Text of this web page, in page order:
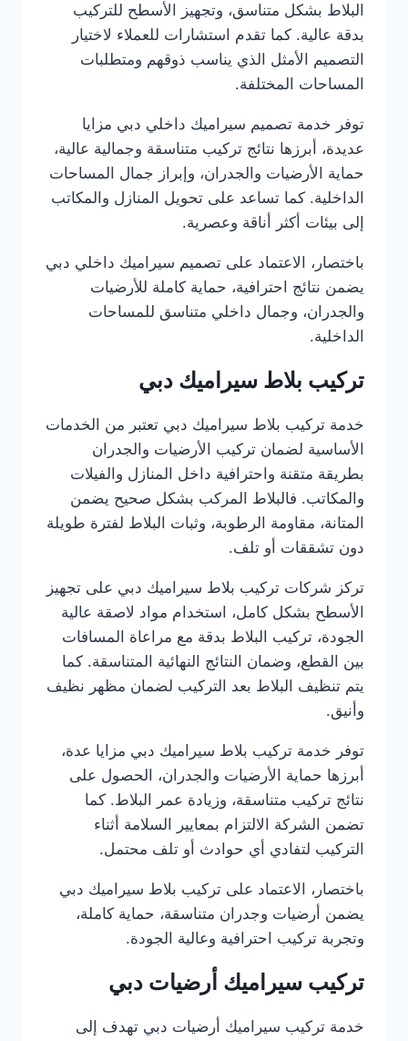
البلاط بشكل متناسق، وتجهيز الأسطح للتركيب
بدقة عالية. كما تقدم استشارات للعملاء لاختيار
التصميم الأمثل الذي يناسب ذوقهم ومتطلبات
المساحات المختلفة.
توفر خدمة تصميم سيراميك داخلي دبي مزايا
عديدة، أبرزها نتائج تركيب متناسقة وجمالية عالية،
حماية الأرضيات والجدران، وإبراز جمال المساحات
الداخلية. كما تساعد على تحويل المنازل والمكاتب
إلى بيئات أكثر أناقة وعصرية.
باختصار، الاعتماد على تصميم سيراميك داخلي دبي
يضمن نتائج احترافية، حماية كاملة للأرضيات
والجدران، وجمال داخلي متناسق للمساحات
الداخلية.
تركيب بلاط سيراميك دبي
خدمة تركيب بلاط سيراميك دبي تعتبر من الخدمات
الأساسية لضمان تركيب الأرضيات والجدران
بطريقة متقنة واحترافية داخل المنازل والفيلات
والمكاتب. فالبلاط المركب بشكل صحيح يضمن
المتانة، مقاومة الرطوبة، وثبات البلاط لفترة طويلة
دون تشققات أو تلف.
تركز شركات تركيب بلاط سيراميك دبي على تجهيز
الأسطح بشكل كامل، استخدام مواد لاصقة عالية
الجودة، تركيب البلاط بدقة مع مراعاة المسافات
بين القطع، وضمان النتائج النهائية المتناسقة. كما
يتم تنظيف البلاط بعد التركيب لضمان مظهر نظيف
وأنيق.
توفر خدمة تركيب بلاط سيراميك دبي مزايا عدة،
أبرزها حماية الأرضيات والجدران، الحصول على
نتائج تركيب متناسقة، وزيادة عمر البلاط. كما
تضمن الشركة الالتزام بمعايير السلامة أثناء
التركيب لتفادي أي حوادث أو تلف محتمل.
باختصار، الاعتماد على تركيب بلاط سيراميك دبي
يضمن أرضيات وجدران متناسقة، حماية كاملة،
وتجربة تركيب احترافية وعالية الجودة.
تركيب سيراميك أرضيات دبي
خدمة تركيب سيراميك أرضيات دبي تهدف إلى